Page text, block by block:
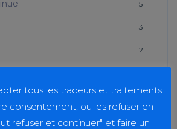
5
3
2
7
tous les traceurs et traitements
consentement, ou les refuser en
refuser et continuer" et faire un